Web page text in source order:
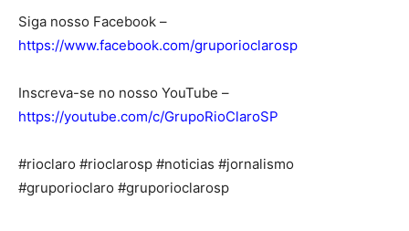
Siga nosso Facebook –
https://www.facebook.com/gruporioclarosp
Inscreva-se no nosso YouTube –
https://youtube.com/c/GrupoRioClaroSP
#rioclaro #rioclarosp #noticias #jornalismo
#gruporioclaro #gruporioclarosp